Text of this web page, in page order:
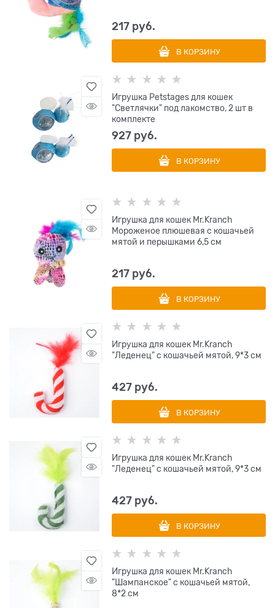
217 руб.
В КОРЗИНУ
Игрушка Petstages для кошек
"Светлячки" под лакомство, 2 шт в
комплекте
927 руб.
В КОРЗИНУ
Игрушка для кошек Mr.Kranch
Мороженое плюшевая с кошачьей
мятой и перышками 6,5 см
217 руб.
В КОРЗИНУ
Игрушка для кошек Mr.Kranch
"Леденец" с кошачьей мятой, 9*3 см
427 руб.
В КОРЗИНУ
Игрушка для кошек Mr.Kranch
"Леденец" с кошачьей мятой, 9*3 см
427 руб.
В КОРЗИНУ
Игрушка для кошек Mr.Kranch
"Шампанское" с кошачьей мятой,
8*2 см